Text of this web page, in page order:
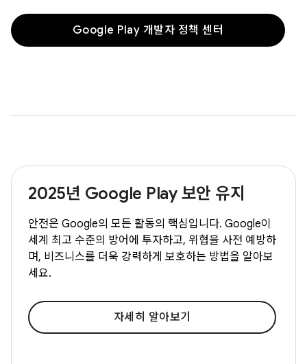
Google Play 개발자 정책 센터
2025년 Google Play 보안 유지
안전은 Google의 모든 활동의 핵심입니다. Google이
세계 최고 수준의 방어에 투자하고, 위협을 사전 예방하
며, 비즈니스를 더욱 강력하게 보호하는 방법을 알아보
세요.
자세히 알아보기